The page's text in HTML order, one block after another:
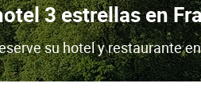
3 estrellas en
su hotel y restaurante